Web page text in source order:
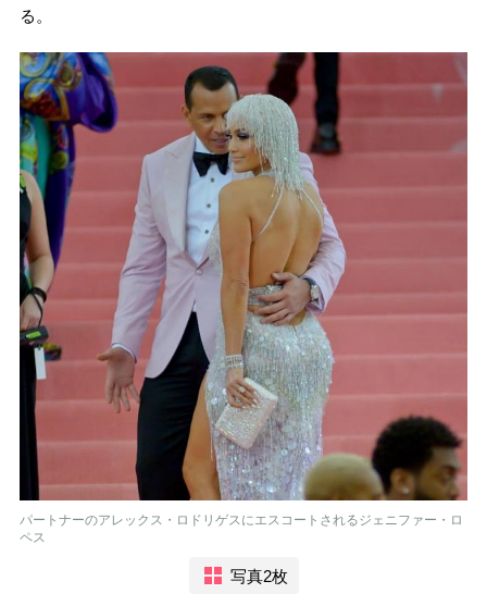
る。
パートナーのアレックス・ロドリゲスにエスコートされるジェニファー・ロ
ペス
写真2枚